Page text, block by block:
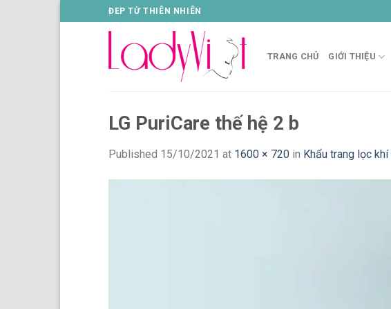
to
ĐEP TỪ THIÊN NHIÊN
TRANG CHỦ GIỚI THIỆU
LG PuriCare thế hệ 2 b
Published 15/10/2021 at 1600 × 720 in Khẩu trang lọc